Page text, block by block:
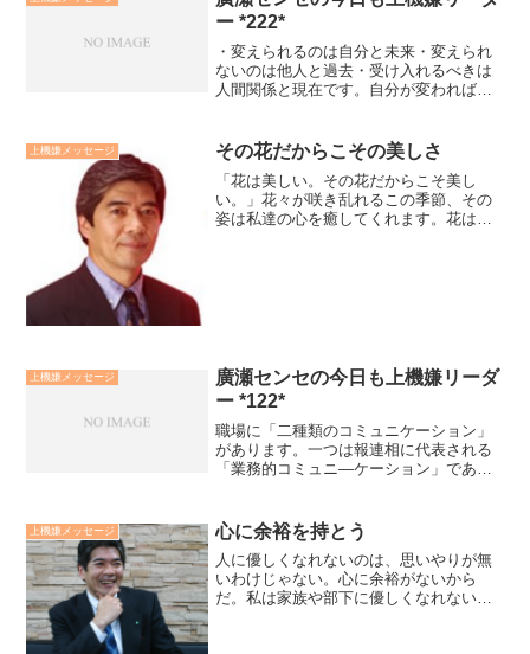
ー *222*
・変えられるのは自分と未来・変えられ
ないのは他人と過去・受け入れるべきは
人間関係と現在です。自分が変われば未
い。人間関係は自分が変われば相手もい
ずれ変わり始める。現在を受...
上機嫌メッセージ その花だからこその美しさ
「花は美しい。その花だからこそ美し
い。」花々が咲き乱れるこの季節、その
姿は私達の心を癒してくれます。花はそ
上機嫌メッセージ
廣瀬センセの今日も上機嫌リーダ
ー *122*
職場に「二種類のコミュニケーション」
があります。一つは報連相に代表される
「業務的コミュニ―ケーション」であ
務的コミュニケーションは左脳的であ
り、関係的コミュニケーションは...
上機嫌メッセージ 心に余裕を持とう
人に優しくなれないのは、思いやりが無
いわけじゃない。心に余裕がないから
だ。私は家族や部下に優しくなれない自